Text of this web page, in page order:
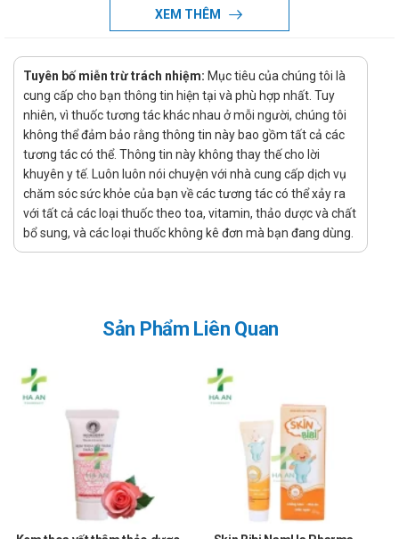
lòng liên hệ hotline của công ty bằng cách Call/Zalo: hotline để
được tư vấn và hỗ trợ.
Ở đâu bán Minikids chính hãng, uy tín?
Để có thể mua Minikids chính hãng, bạn có thể mua tại Nhà
thuốc Hà An theo 3 cách như sau:
Mua trực tiếp tại cửa hàng
Đặt hàng tại website: thuochaan.com
Đặt hàng qua hotline: Call/zalo hotline.
Sự yêu mến và tin tưởng của khách hàng và các đối tác luôn là
niềm tự hào và là sự thành công lớn nhất đối với Nhà thuốc Hà An.
XEM THÊM
Tuyên bố miễn trừ trách nhiệm: Mục tiêu của chúng tôi là
cung cấp cho bạn thông tin hiện tại và phù hợp nhất. Tuy
nhiên, vì thuốc tương tác khác nhau ở mỗi người, chúng tôi
không thể đảm bảo rằng thông tin này bao gồm tất cả các
tương tác có thể. Thông tin này không thay thế cho lời
khuyên y tế. Luôn luôn nói chuyện với nhà cung cấp dịch vụ
chăm sóc sức khỏe của bạn về các tương tác có thể xảy ra
với tất cả các loại thuốc theo toa, vitamin, thảo dược và chất
bổ sung, và các loại thuốc không kê đơn mà bạn đang dùng.
Sản Phẩm Liên Quan